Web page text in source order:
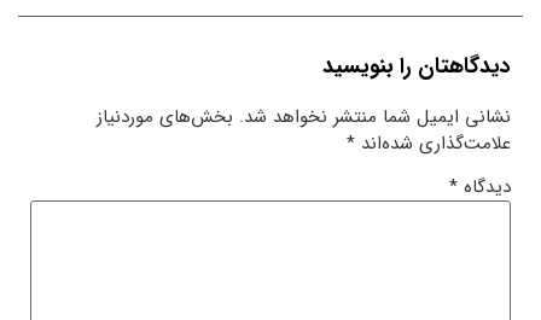
دیدگاهتان را بنویسید
نشانی ایمیل شما منتشر نخواهد شد. بخش‌های موردنیاز
علامت‌گذاری شده‌اند *
دیدگاه *